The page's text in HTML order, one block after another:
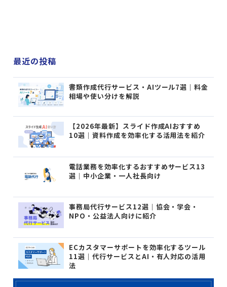
最近の投稿
書類作成代行サービス・AIツール7選｜料金
相場や使い分けを解説
【2026年最新】スライド作成AIおすすめ
10選｜資料作成を効率化する活用法を紹介
電話業務を効率化するおすすめサービス13
選｜中小企業・一人社長向け
事務局代行サービス12選｜協会・学会・
NPO・公益法人向けに紹介
ECカスタマーサポートを効率化するツール
11選｜代行サービスとAI・有人対応の活用
法